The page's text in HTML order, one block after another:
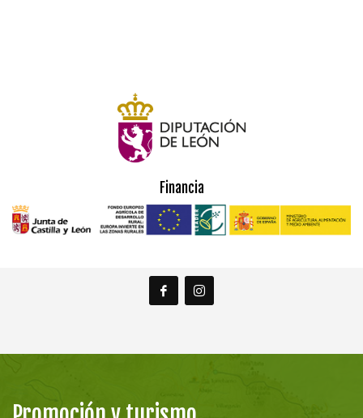
Financia